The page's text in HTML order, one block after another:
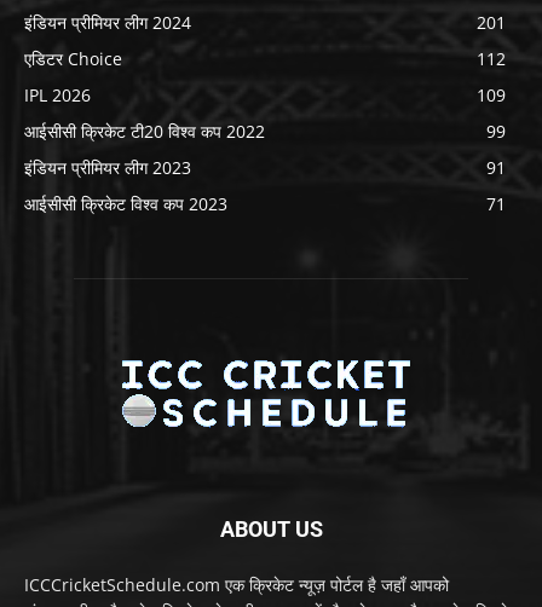
इंडियन प्रीमियर लीग 2024
201
एडिटर Choice
112
IPL 2026
109
आईसीसी क्रिकेट टी20 विश्व कप 2022
99
इंडियन प्रीमियर लीग 2023
91
आईसीसी क्रिकेट विश्व कप 2023
71
ABOUT US
ICCCricketSchedule.com एक क्रिकेट न्यूज़ पोर्टल है जहाँ आपको